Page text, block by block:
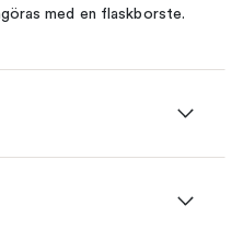
med en flaskborste.